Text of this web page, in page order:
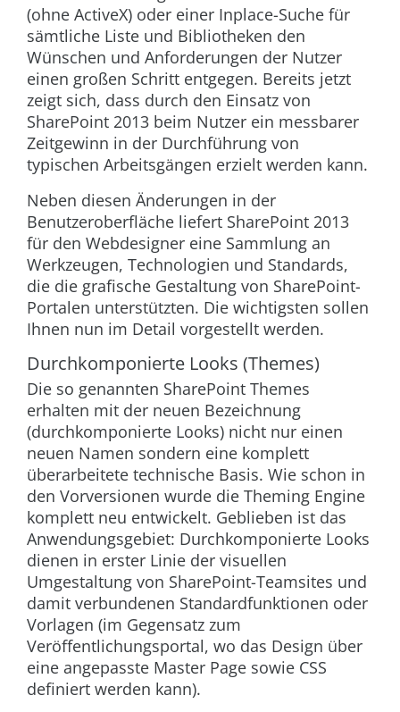
(ohne ActiveX) oder einer Inplace-Suche für
sämtliche Liste und Bibliotheken den
Wünschen und Anforderungen der Nutzer
einen großen Schritt entgegen. Bereits jetzt
zeigt sich, dass durch den Einsatz von
SharePoint 2013 beim Nutzer ein messbarer
Zeitgewinn in der Durchführung von
typischen Arbeitsgängen erzielt werden kann.
Neben diesen Änderungen in der
Benutzeroberfläche liefert SharePoint 2013
für den Webdesigner eine Sammlung an
Werkzeugen, Technologien und Standards,
die die grafische Gestaltung von SharePoint-
Portalen unterstützten. Die wichtigsten sollen
Ihnen nun im Detail vorgestellt werden.
Durchkomponierte Looks (Themes)
Die so genannten SharePoint Themes
erhalten mit der neuen Bezeichnung
(durchkomponierte Looks) nicht nur einen
neuen Namen sondern eine komplett
überarbeitete technische Basis. Wie schon in
den Vorversionen wurde die Theming Engine
komplett neu entwickelt. Geblieben ist das
Anwendungsgebiet: Durchkomponierte Looks
dienen in erster Linie der visuellen
Umgestaltung von SharePoint-Teamsites und
damit verbundenen Standardfunktionen oder
Vorlagen (im Gegensatz zum
Veröffentlichungsportal, wo das Design über
eine angepasste Master Page sowie CSS
definiert werden kann).